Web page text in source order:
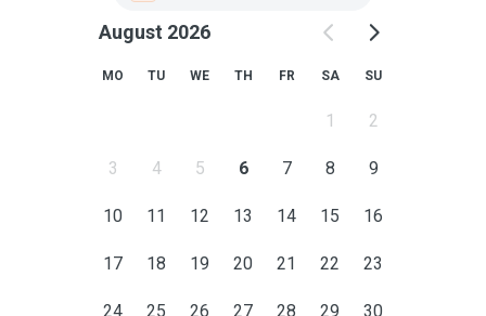
August 2026
MO TU WE TH FR SA SU
1 2
3 4 5 6 7 8 9
10 11 12 13 14 15 16
17 18 19 20 21 22 23
24 25 26 27 28 29 30